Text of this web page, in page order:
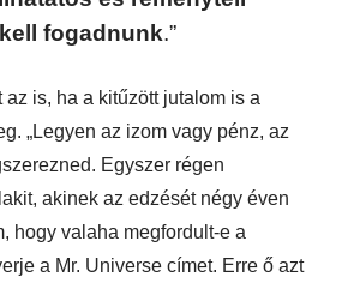
fogadnunk.”
az is, ha a kitűzött jutalom is a
„Legyen az izom vagy pénz, az
Egyszer régen
akinek az edzését négy éven
hogy valaha megfordult-e a
a Mr. Universe címet. Erre ő azt